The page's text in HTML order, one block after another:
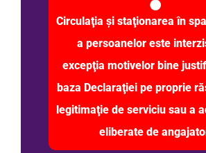
Circulaţia şi staţionarea în
a persoanelor este
excepţia motivelor bine
baza Declaraţiei pe proprie
legitimaţie de serviciu sau a
eliberate de